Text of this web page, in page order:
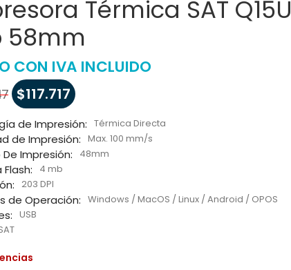
Térmica SAT Q15U
58mm
CON IVA INCLUIDO
$117.717
de Impresión: Térmica Directa
de Impresión: Max. 100 mm/s
Impresión: 48mm
4 mb
203 DPI
de Operación: Windows / MacOS / Linux / Android / OPOS
USB